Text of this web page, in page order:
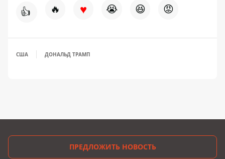
👍 🔥 ♥ 😭 😆 😡
США ДОНАЛЬД ТРАМП
ПРЕДЛОЖИТЬ НОВОСТЬ